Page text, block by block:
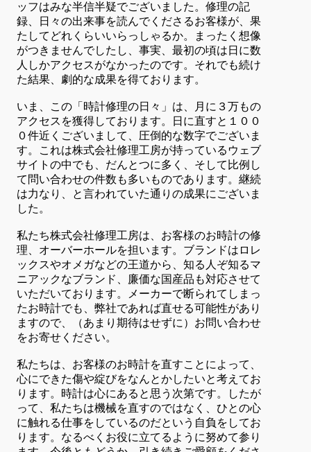
ッフはみな半信半疑でございました。修理の記
録、日々の出来事を読んでくださるお客様が、果
たしてどれくらいいらっしゃるか。まったく想像
がつきませんでしたし、事実、最初の頃は日に数
人しかアクセスがなかったのです。それでも続け
た結果、劇的な成果を得ております。
いま、この「時計修理の日々」は、月に３万もの
アクセスを獲得しております。日に直すと１００
０件近くございまして、圧倒的な数字でございま
す。これは株式会社修理工房が持っているウェブ
サイトの中でも、だんとつに多く、そして比例し
て問い合わせの件数も多いものであります。継続
は力なり、と言われていた通りの成果にございま
した。
私たち株式会社修理工房は、お客様のお時計の修
理、オーバーホールを担います。ブランドはロレ
ックスやオメガなどの王道から、知る人ぞ知るマ
ニアックなブランド、廉価な国産品も対応させて
いただいております。メーカーで断られてしまっ
たお時計でも、弊社であれば直せる可能性があり
ますので、（あまり期待はせずに）お問い合わせ
をお寄せください。
私たちは、お客様のお時計を直すことによって、
心にできた傷や綻びをなんとかしたいと考えてお
ります。時計は心にあると思う次第です。したが
って、私たちは機械を直すのではなく、ひとの心
に触れる仕事をしているのだという自負をしてお
ります。なるべくお役に立てるように努めて参り